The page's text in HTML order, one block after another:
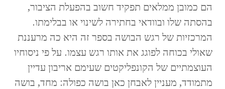
הם כמובן ממלאים תפקיד חשוב בהפעלת הציבור,
בהסתה שלו ובוודאי בחתירה לשינוי או בבלימתו.
המרכזיות של רגש הבושה בספר זה היא כה מרעננת
שאולי בכוחה לפוגג את אותו רגש עצמו. על פי ניסוחיו
העוצמתיים של הקונפליקטים שעימם אריבון עדיין
מתמודד, מעניין לאבחן כאן בושה כפולה: מחד, בושה